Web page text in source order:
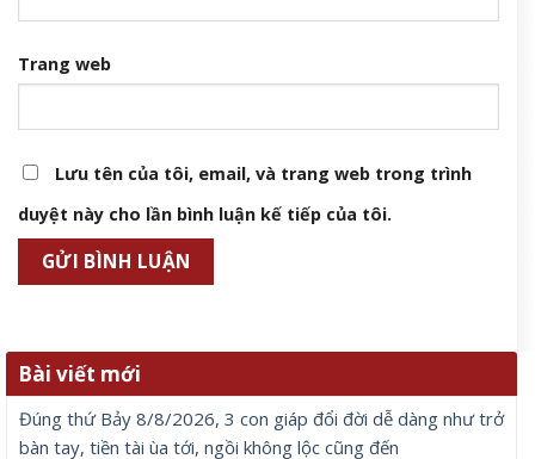
Vì sao Trường Giang có biệt danh &amp;apos;Mười